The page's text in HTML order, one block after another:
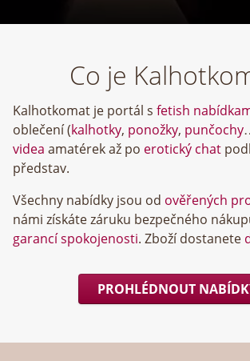
Co je
Kalhotkomat je portál s fetish
oblečení (kalhotky, ponožky, punčochy
videa amatérek až po erotický chat
představ.
Všechny nabídky jsou od ověřených
námi získáte záruku bezpečného
garancí spokojenosti. Zboží dostanete
PROHLÉDNOUT